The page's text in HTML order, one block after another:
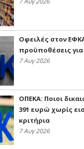
Οφειλές στον
προϋποθέσεις για
7 Αυγ 2026
ΟΠΕΚΑ: Ποιοι
391 ευρώ χωρίς
κριτήρια
7 Αυγ 2026